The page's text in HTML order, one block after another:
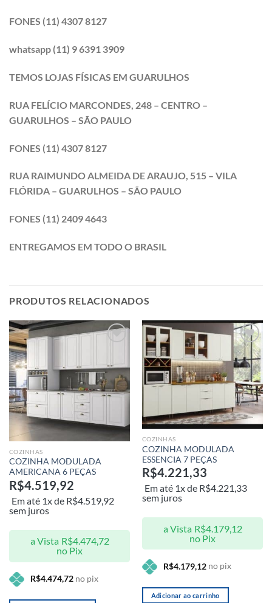
FONES (11) 4307 8127
whatsapp (11) 9 6391 3909
TEMOS LOJAS FÍSICAS EM GUARULHOS
RUA FELÍCIO MARCONDES, 248 – CENTRO –
GUARULHOS – SÃO PAULO
FONES (11) 4307 8127
RUA RAIMUNDO ALMEIDA DE ARAUJO, 515 – VILA
FLÓRIDA – GUARULHOS – SÃO PAULO
FONES (11) 2409 4643
ENTREGAMOS EM TODO O BRASIL
PRODUTOS RELACIONADOS
desejos
COZINHAS
COZINHA MODULADA
AMERICANA 6 PEÇAS
R$4.519,92
Em até 1x de R$4.519,92
sem juros
a Vista R$4.474,72
no Pix
R$4.474,72no pix
Adicionar
aos meus
desejos
COZINHAS
COZINHA MODULADA
ESSENCIA 7 PEÇAS
R$4.221,33
Em até 1x de R$4.221,33
sem juros
a Vista R$4.179,12
no Pix
R$4.179,12no pix
Adicionar ao carrinho